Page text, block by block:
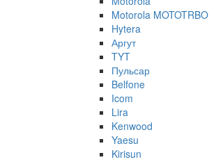
Motorola MOTOTRBO
Hytera
Аргут
TYT
Пульсар
Belfone
Icom
Lira
Kenwood
Yaesu
Kirisun